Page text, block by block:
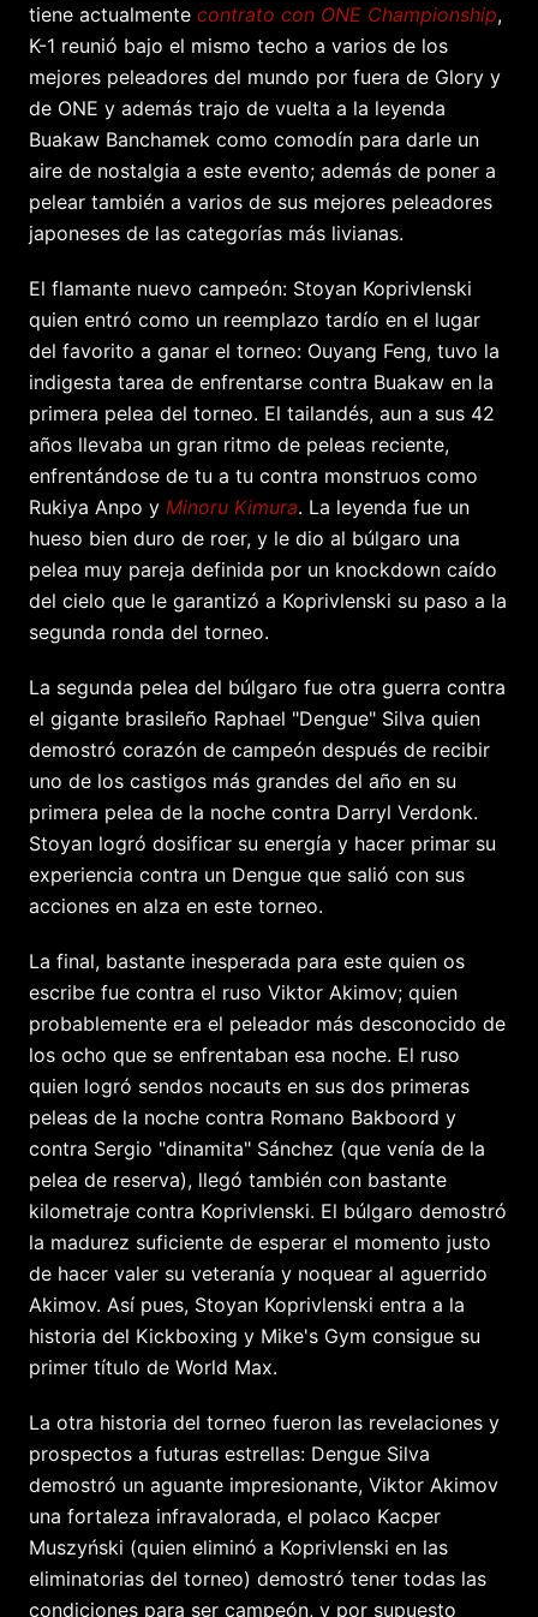
tiene actualmente contrato con ONE Championship,
K-1 reunió bajo el mismo techo a varios de los
mejores peleadores del mundo por fuera de Glory y
de ONE y además trajo de vuelta a la leyenda
Buakaw Banchamek como comodín para darle un
aire de nostalgia a este evento; además de poner a
pelear también a varios de sus mejores peleadores
japoneses de las categorías más livianas.
El flamante nuevo campeón: Stoyan Koprivlenski
quien entró como un reemplazo tardío en el lugar
del favorito a ganar el torneo: Ouyang Feng, tuvo la
indigesta tarea de enfrentarse contra Buakaw en la
primera pelea del torneo. El tailandés, aun a sus 42
años llevaba un gran ritmo de peleas reciente,
enfrentándose de tu a tu contra monstruos como
Rukiya Anpo y Minoru Kimura. La leyenda fue un
hueso bien duro de roer, y le dio al búlgaro una
pelea muy pareja definida por un knockdown caído
del cielo que le garantizó a Koprivlenski su paso a la
segunda ronda del torneo.
La segunda pelea del búlgaro fue otra guerra contra
el gigante brasileño Raphael "Dengue" Silva quien
demostró corazón de campeón después de recibir
uno de los castigos más grandes del año en su
primera pelea de la noche contra Darryl Verdonk.
Stoyan logró dosificar su energía y hacer primar su
experiencia contra un Dengue que salió con sus
acciones en alza en este torneo.
La final, bastante inesperada para este quien os
escribe fue contra el ruso Viktor Akimov; quien
probablemente era el peleador más desconocido de
los ocho que se enfrentaban esa noche. El ruso
quien logró sendos nocauts en sus dos primeras
peleas de la noche contra Romano Bakboord y
contra Sergio "dinamita" Sánchez (que venía de la
pelea de reserva), llegó también con bastante
kilometraje contra Koprivlenski. El búlgaro demostró
la madurez suficiente de esperar el momento justo
de hacer valer su veteranía y noquear al aguerrido
Akimov. Así pues, Stoyan Koprivlenski entra a la
historia del Kickboxing y Mike's Gym consigue su
primer título de World Max.
La otra historia del torneo fueron las revelaciones y
prospectos a futuras estrellas: Dengue Silva
demostró un aguante impresionante, Viktor Akimov
una fortaleza infravalorada, el polaco Kacper
Muszyński (quien eliminó a Koprivlenski en las
eliminatorias del torneo) demostró tener todas las
condiciones para ser campeón, y por supuesto